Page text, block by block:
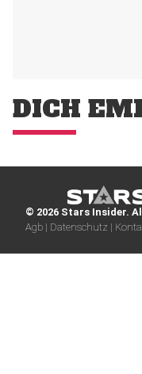
DICH
© 2026 Stars Insider.
Agb | Datenschutz |